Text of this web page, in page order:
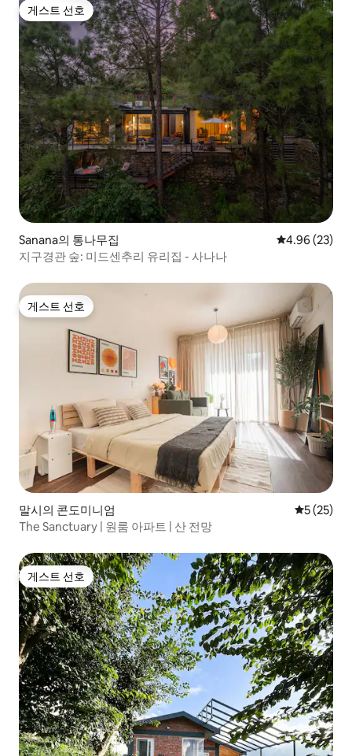
게스트 선호
게스트 선호
Sanana의 통나무집 평점 4.96점(5
4.96 (23)
지구경관 숲: 미드센추리 유리집 - 사나나
게스트 선호
게스트 선호
말시의 콘도미니엄 평점 5점
5 (25)
The Sanctuary | 원룸 아파트 | 산 전망
게스트 선호
게스트 선호